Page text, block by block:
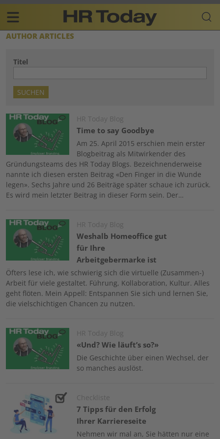
Skip
content
Plattform
für
Human
Main
DE
AUTHOR ARTICLES
Titel
Image HR Today Blog
Time to say Goodbye
Am 25. April 2015 erschien mein erster
Blogbeitrag als Mitwirkender des
Gründungsteams des HR Today Blogs. Bezeichnenderweise
nannte ich diesen ersten Beitrag «Den Finger in die Wunde
legen». Sechs Jahre und 26 Beiträge später schaue ich zurück.
Es wird mein letzter Beitrag in dieser Form sein. Der…
Image HR Today Blog
Weshalb Homeoffice gut
für Ihre
Arbeitgebermarke ist
Öfters lese ich, wie schwierig sich die virtuelle (Zusammen-)
Arbeit für viele gestaltet. Führung, Kollaboration, Kultur. Alles
geht flöten. Mein Appell: Entspannen Sie sich und lernen Sie,
die vielschichtigen Chancen zu nutzen.
Image HR Today Blog
«Und? Wie läuft’s so?»
Die Geschichte über einen Wechsel, der
so manches auslöst.
Checkliste
7 Tipps für den Erfolg
Ihrer Karriereseite
Nehmen wir mal an, Sie hätten nur eine